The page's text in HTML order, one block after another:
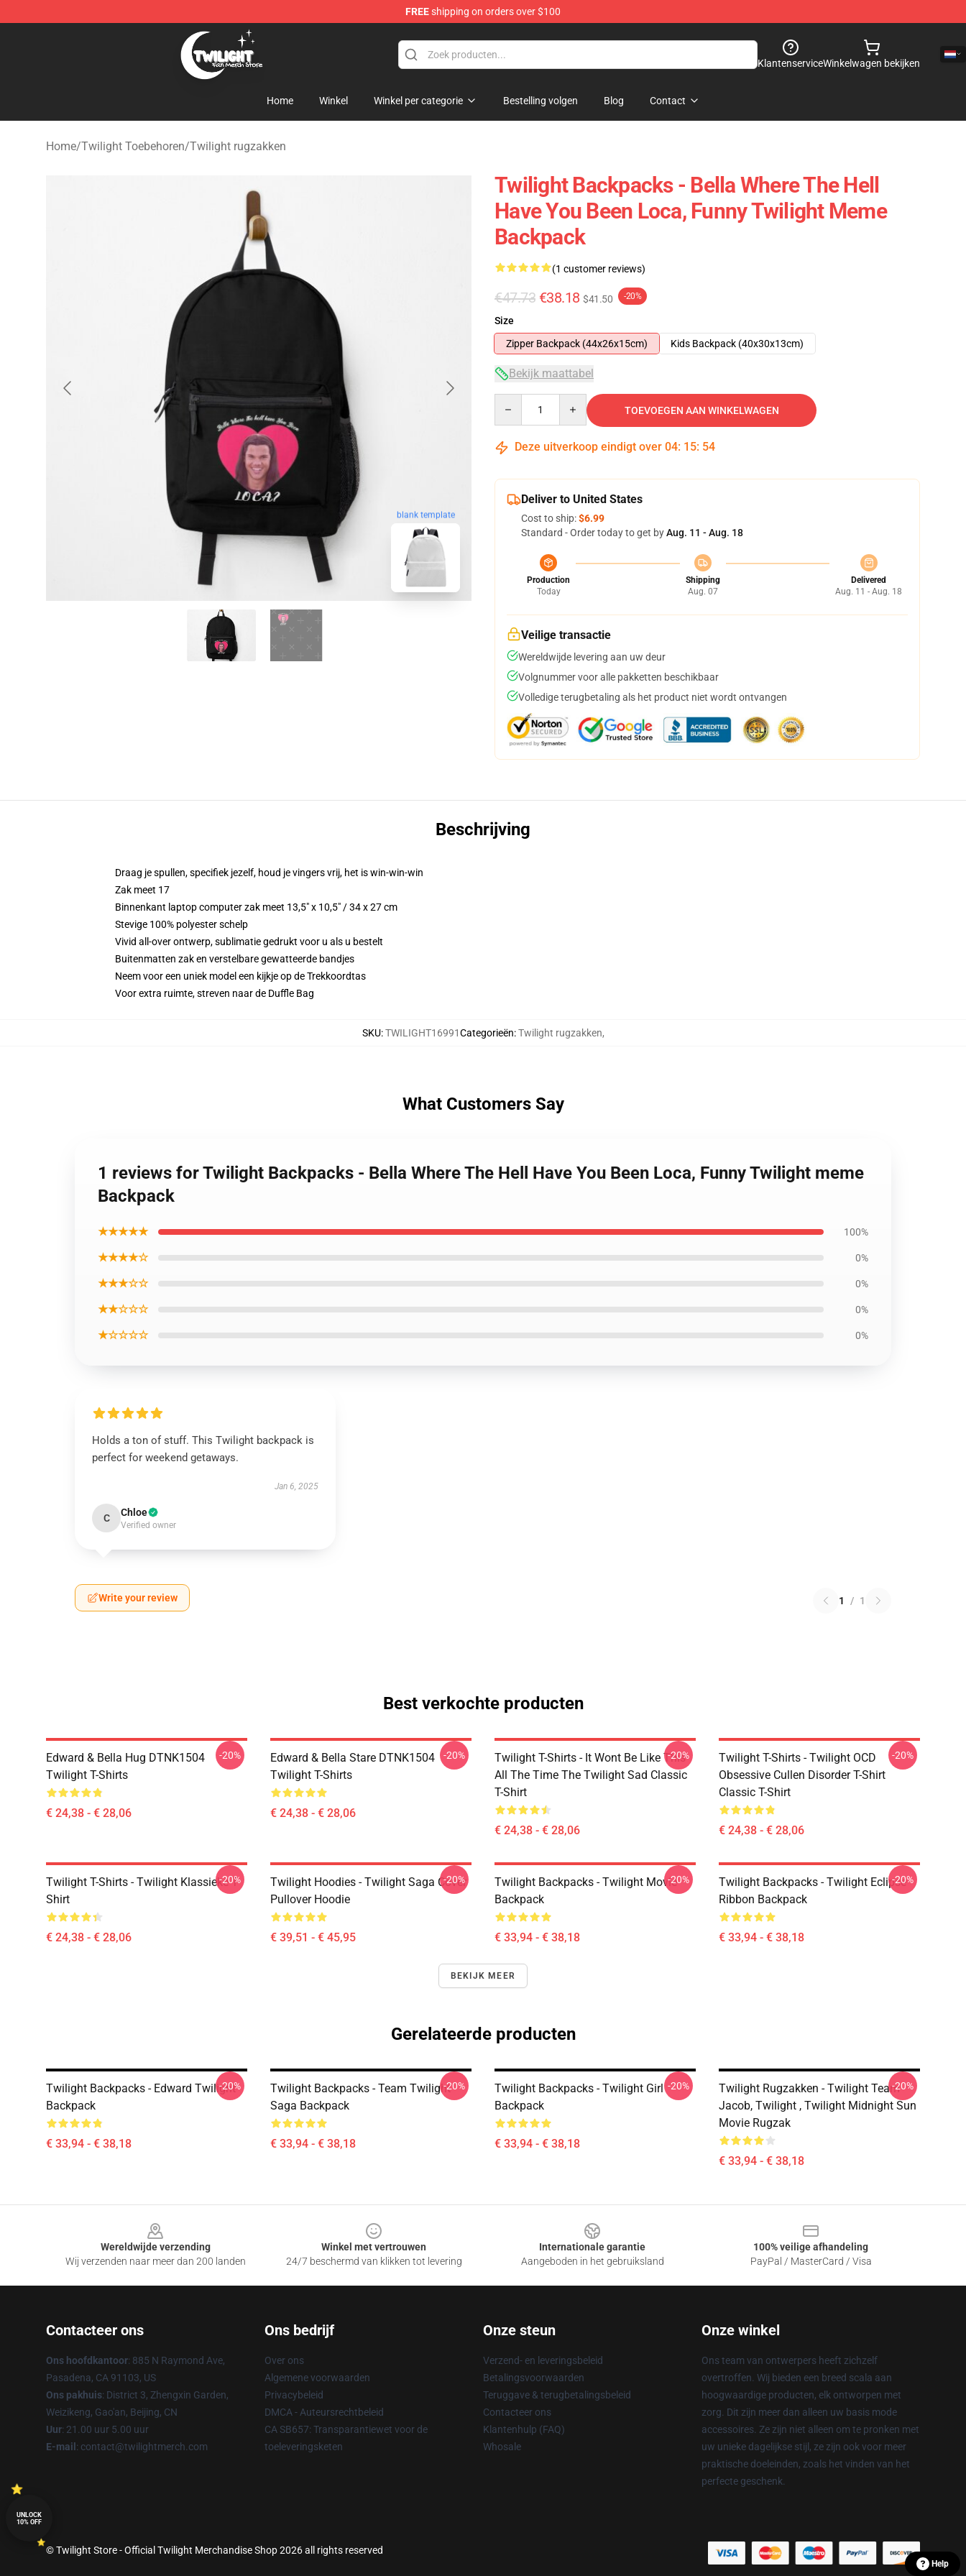
FREEshipping on orders over $100
Twilight Store - Official Twilight Merchandise Shop
KlantenserviceWinkelwagen bekijken
Home Winkel Winkel per categorie Bestelling volgen Blog Contact
Home/Twilight Toebehoren/Twilight rugzakken
blank template
Twilight Backpacks - Bella Where The Hell
Have You Been Loca, Funny Twilight Meme
Backpack
(1 customer reviews)
€47.73 €38.18 $41.50 -20%
Size
Zipper Backpack (44x26x15cm)
Kids Backpack (40x30x13cm)
Bekijk maattabel
TOEVOEGEN AAN WINKELWAGEN
Deze uitverkoop eindigt over 04: 15: 53
Deliver to United States
Cost to ship:$6.99
Standard - Order today to get byAug. 11 - Aug. 18
Production
Today
Shipping
Aug. 07
Delivered
Aug. 11 - Aug. 18
Veilige transactie
Wereldwijde levering aan uw deur
Volgnummer voor alle pakketten beschikbaar
Volledige terugbetaling als het product niet wordt ontvangen
Beschrijving
Draag je spullen, specifiek jezelf, houd je vingers vrij, het is win-win-win
Zak meet 17
Binnenkant laptop computer zak meet 13,5" x 10,5" / 34 x 27 cm
Stevige 100% polyester schelp
Vivid all-over ontwerp, sublimatie gedrukt voor u als u bestelt
Buitenmatten zak en verstelbare gewatteerde bandjes
Neem voor een uniek model een kijkje op de Trekkoordtas
Voor extra ruimte, streven naar de Duffle Bag
SKU:TWILIGHT16991Categorieën:Twilight rugzakken,
What Customers Say
1 reviews for Twilight Backpacks - Bella Where The Hell Have You Been Loca, Funny Twilight meme
Backpack
★★★★★ 100%
★★★★☆ 0%
★★★☆☆ 0%
★★☆☆☆ 0%
★☆☆☆☆ 0%
Holds a ton of stuff. This Twilight backpack is
perfect for weekend getaways.
Jan 6, 2025
C Chloe
Verified owner
Write your review 1 / 1
Best verkochte producten
Edward & Bella Hug DTNK1504
Twilight T-Shirts
€ 24,38 - € 28,06
-20%
Edward & Bella Stare DTNK1504
Twilight T-Shirts
€ 24,38 - € 28,06
-20%
Twilight T-Shirts - It Wont Be Like This
All The Time The Twilight Sad Classic
T-Shirt
€ 24,38 - € 28,06
-20%
Twilight T-Shirts - Twilight OCD
Obsessive Cullen Disorder T-Shirt
Classic T-Shirt
€ 24,38 - € 28,06
-20%
Twilight T-Shirts - Twilight Klassieke T-
Shirt
€ 24,38 - € 28,06
-20%
Twilight Hoodies - Twilight Saga Cover
Pullover Hoodie
€ 39,51 - € 45,95
-20%
Twilight Backpacks - Twilight Movie
Backpack
€ 33,94 - € 38,18
-20%
Twilight Backpacks - Twilight Eclipse
Ribbon Backpack
€ 33,94 - € 38,18
-20%
BEKIJK MEER
Gerelateerde producten
Twilight Backpacks - Edward Twilight
Backpack
€ 33,94 - € 38,18
-20%
Twilight Backpacks - Team Twilight
Saga Backpack
€ 33,94 - € 38,18
-20%
Twilight Backpacks - Twilight Girl
Backpack
€ 33,94 - € 38,18
-20%
Twilight Rugzakken - Twilight Team
Jacob, Twilight , Twilight Midnight Sun
Movie Rugzak
€ 33,94 - € 38,18
-20%
Wereldwijde verzending
Wij verzenden naar meer dan 200 landen
Winkel met vertrouwen
24/7 beschermd van klikken tot levering
Internationale garantie
Aangeboden in het gebruiksland
100% veilige afhandeling
PayPal / MasterCard / Visa
Contacteer ons
Ons hoofdkantoor: 885 N Raymond Ave,
Pasadena, CA 91103, US
Ons pakhuis: District 3, Zhengxin Garden,
Weizikeng, Gao'an, Beijing, CN
Uur: 21.00 uur 5.00 uur
E-mail : contact@twilightmerch.com
Ons bedrijf
Over ons
Algemene voorwaarden
Privacybeleid
DMCA - Auteursrechtbeleid
CA SB657: Transparantiewet voor de
toeleveringsketen
Onze steun
Verzend- en leveringsbeleid
Betalingsvoorwaarden
Teruggave & terugbetalingsbeleid
Contacteer ons
Klantenhulp (FAQ)
Whosale
Onze winkel
Ons team van ontwerpers heeft zichzelf
overtroffen. Wij bieden een breed scala aan
hoogwaardige producten, elk ontworpen met
zorg. Dit zijn meer dan alleen uw basis mode
accessoires. Ze zijn niet alleen om te pronken met
uw unieke dagelijkse stijl, ze zijn ook voor meer
praktische doeleinden, zoals het vinden van het
perfecte geschenk.
© Twilight Store - Official Twilight Merchandise Shop 2026 all rights reserved
Help
UNLOCK
10% OFF